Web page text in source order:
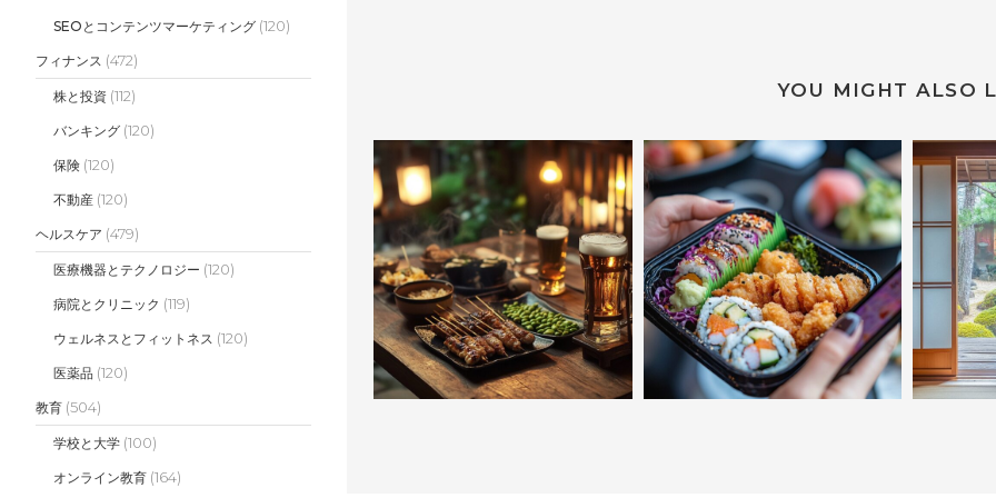
SEOとコンテンツマーケティング (120)
フィナンス (472)
株と投資 (112)
バンキング (120)
保険 (120)
不動産 (120)
ヘルスケア (479)
医療機器とテクノロジー (120)
病院とクリニック (119)
ウェルネスとフィットネス (120)
医薬品 (120)
教育 (504)
学校と大学 (100)
オンライン教育 (164)
YOU MIGHT ALSO